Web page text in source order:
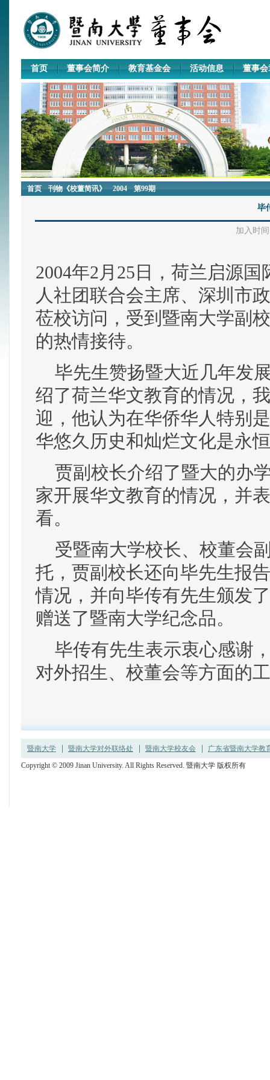
首页 董事会简介 教育基金会 活动信息 董事会
首页 刊物《校董简讯》 2004 第99期
毕
加入时间
2004年2月25日，荷兰启源
人社团联合会主席、深圳市
莅校访问，受到暨南大学副
的热情接待。
毕先生赞扬暨大近几年发
绍了荷兰华文教育的情况，
迎，他认为在华侨华人特别
华悠久历史和灿烂文化是永
贾副校长介绍了暨大的办
家开展华文教育的情况，并
看。
受暨南大学校长、校董会
托，贾副校长还向毕先生报
情况，并向毕传有先生颁发
赠送了暨南大学纪念品。
毕传有先生表示衷心感谢
对外招生、校董会等方面的
暨南大学 暨南大学对外联络处 暨南大学校友会
广东省暨南大学教
Copyright © 2009 Jinan University. All Rights Reserved. 暨南大学 版权所有